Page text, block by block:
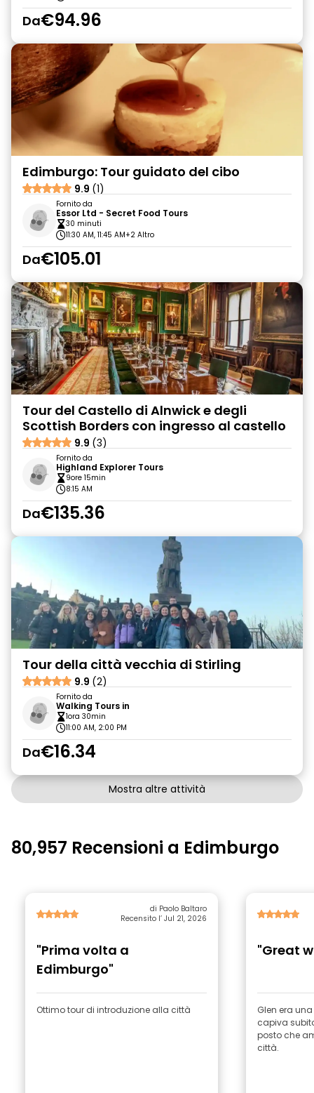
Da€94.96
Edimburgo: Tour guidato del cibo
9.9 (1)
Fornito da
Essor Ltd - Secret Food Tours
30 minuti
11:30 AM, 11:45 AM+2 Altro
Da€105.01
Tour del Castello di Alnwick e degli
Scottish Borders con ingresso al castello
9.9 (3)
Fornito da
Highland Explorer Tours
9ore 15min
8:15 AM
Da€135.36
Tour della città vecchia di Stirling
9.9 (2)
Fornito da
Walking Tours in
1ora 30min
11:00 AM, 2:00 PM
Da€16.34
Mostra altre attività
80,957 Recensioni a Edimburgo
di Paolo Baltaro
Recensito l’ Jul 21, 2026
"Prima volta a
Edimburgo"
Ottimo tour di introduzione alla città
"Great
Glen era
capiva
posto che
città.